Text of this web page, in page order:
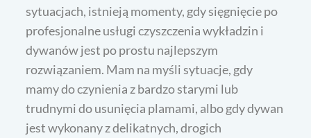
sytuacjach, istnieją momenty, gdy sięgnięcie po
profesjonalne usługi czyszczenia wykładzin i
dywanów jest po prostu najlepszym
rozwiązaniem. Mam na myśli sytuacje, gdy
mamy do czynienia z bardzo starymi lub
trudnymi do usunięcia plamami, albo gdy dywan
jest wykonany z delikatnych, drogich